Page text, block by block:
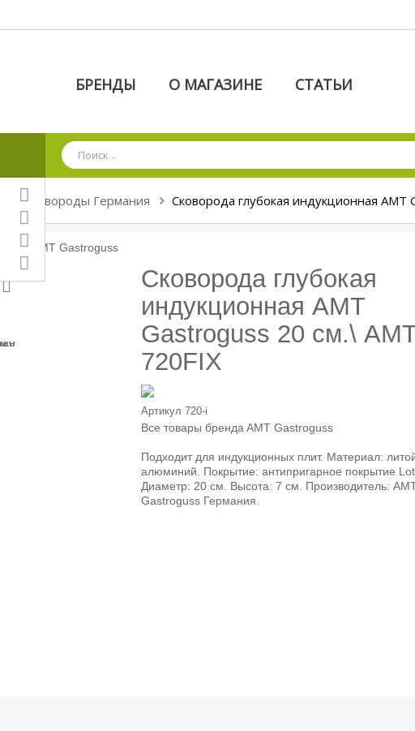
БРЕНДЫ О МАГАЗИНЕ СТАТЬИ
Сковороды Германия Сковорода глубокая индукционная
Сковорода глубокая
индукционная AMT
Gastroguss 20 см.\
720FIX
Артикул 720-i
Все товары бренда AMT Gastroguss
Подходит для индукционных плит. Материал:
алюминий. Покрытие: антипригарное покрытие
Диаметр: 20 см. Высота: 7 см. Производитель:
Gastroguss Германия.